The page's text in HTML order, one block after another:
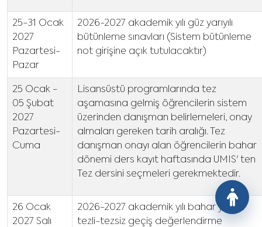
25-31 Ocak
2027
Pazartesi-
Pazar
2026-2027 akademik yılı güz yarıyılı
bütünleme sınavları (Sistem bütünleme
not girişine açık tutulacaktır)
25 Ocak -
05 Şubat
2027
Pazartesi-
Cuma
Lisansüstü programlarında tez
aşamasına gelmiş öğrencilerin sistem
üzerinden danışman belirlemeleri, onay
almaları gereken tarih aralığı. Tez
danışman onayı alan öğrencilerin bahar
dönemi ders kayıt haftasında UMIS' ten
Tez dersini seçmeleri gerekmektedir.
26 Ocak
2027 Salı
2026-2027 akademik yılı bahar yarıyılı
tezli-tezsiz geçiş değerlendirme